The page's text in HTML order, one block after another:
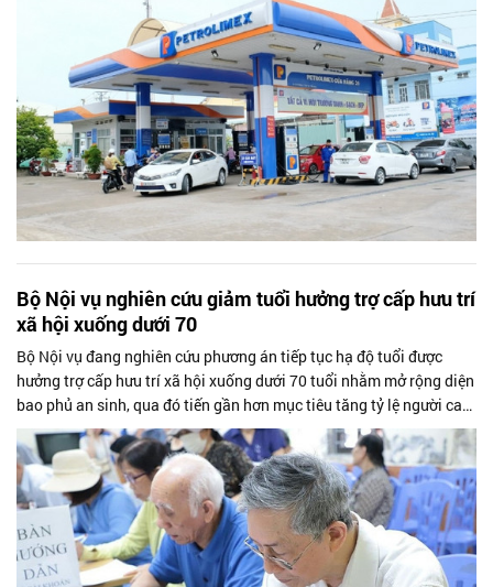
Bộ Nội vụ nghiên cứu giảm tuổi hưởng trợ cấp hưu trí
xã hội xuống dưới 70
Bộ Nội vụ đang nghiên cứu phương án tiếp tục hạ độ tuổi được
hưởng trợ cấp hưu trí xã hội xuống dưới 70 tuổi nhằm mở rộng diện
bao phủ an sinh, qua đó tiến gần hơn mục tiêu tăng tỷ lệ người cao
tuổi có...